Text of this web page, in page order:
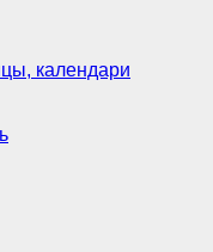
календари